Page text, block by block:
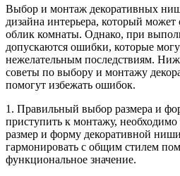
Выбор и монтаж декоративных
дизайна интерьера, который
облик комнаты. Однако, при
допускаются ошибки, которые
нежелательным последствиям.
советы по выбору и монтажу
помогут избежать ошибок.
1. Правильный выбор размера и
приступить к монтажу,
размер и форму декоративной
гармонировать с общим стилем
функциональное значение.